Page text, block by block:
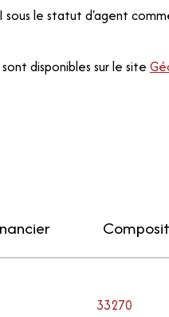
le statut d'agent
disponibles sur le site
33270